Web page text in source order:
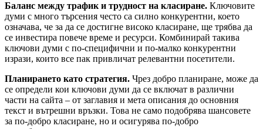
Баланс между трафик и трудност на класиране. Ключовите
думи с много търсения често са силно конкурентни, което
означава, че за да се достигне високо класиране, ще трябва да
се инвестира повече време и ресурси. Комбинирай такива
ключови думи с по-специфични и по-малко конкурентни
изрази, които все пак привличат релевантни посетители.
Планирането като стратегия. Чрез добро планиране, може да
се определи кои ключови думи да се включат в различни
части на сайта – от заглавия и мета описания до основния
текст и вътрешни връзки. Това не само подобрява шансовете
за по-добро класиране, но и осигурява по-добро